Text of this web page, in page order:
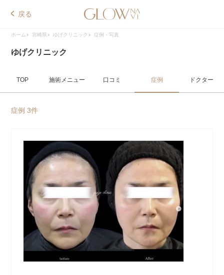
戻る
ホーム 宮崎県 ゆげクリニック 症例・写真
ゆげクリニック
TOP 施術メニュー 口コミ 症例 ドクター
症例 3件